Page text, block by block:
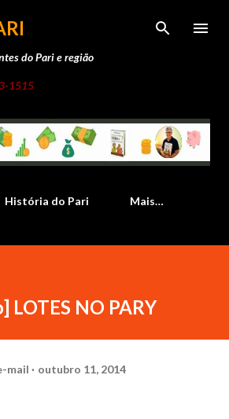
o conteúdo principal
do Pari e região
1515
História do Pari Mais…
LOTES NO PARY
mail outubro 11, 2014